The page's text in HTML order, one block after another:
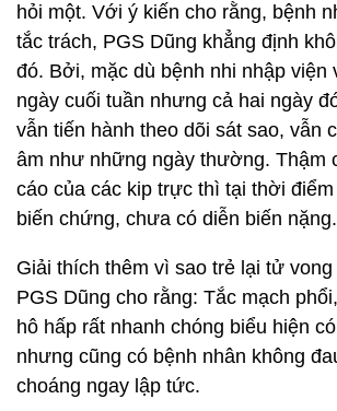
hỏi một. Với ý kiến cho rằng, bệnh
tắc trách, PGS Dũng khẳng định
đó. Bởi, mặc dù bệnh nhi nhập viện
ngày cuối tuần nhưng cả hai ngày
vẫn tiến hành theo dõi sát sao, vẫn
âm như những ngày thường. Thậm
cáo của các kip trực thì tại thời
biến chứng, chưa có diễn biến nặng.
Giải thích thêm vì sao trẻ lại tử
PGS Dũng cho rằng: Tắc mạch
hô hấp rất nhanh chóng biểu hiện
nhưng cũng có bệnh nhân không
choáng ngay lập tức.